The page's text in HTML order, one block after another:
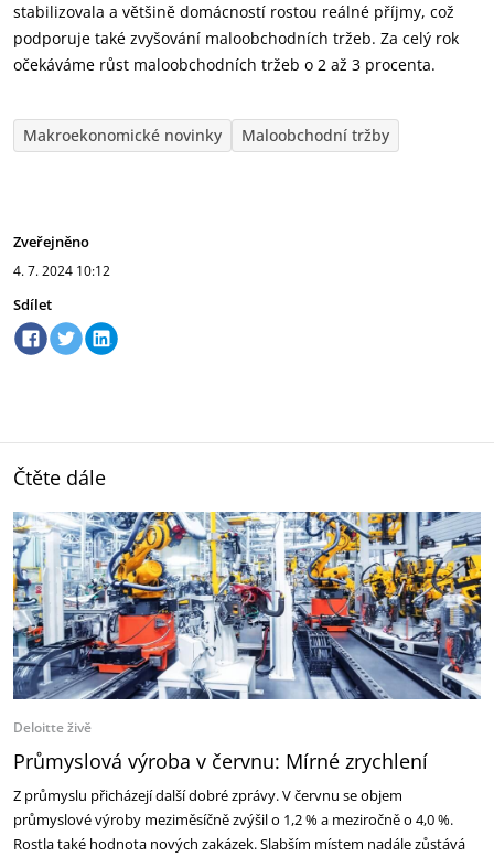
stabilizovala a většině domácností rostou reálné příjmy, což
podporuje také zvyšování maloobchodních tržeb. Za celý rok
očekáváme růst maloobchodních tržeb o 2 až 3 procenta.
Makroekonomické novinky Maloobchodní tržby
Zveřejněno
4. 7. 2024 10:12
Sdílet
Čtěte dále
Deloitte živě
Průmyslová výroba v červnu: Mírné zrychlení
Z průmyslu přicházejí další dobré zprávy. V červnu se objem
průmyslové výroby meziměsíčně zvýšil o 1,2 % a meziročně o 4,0 %.
Rostla také hodnota nových zakázek. Slabším místem nadále zůstává